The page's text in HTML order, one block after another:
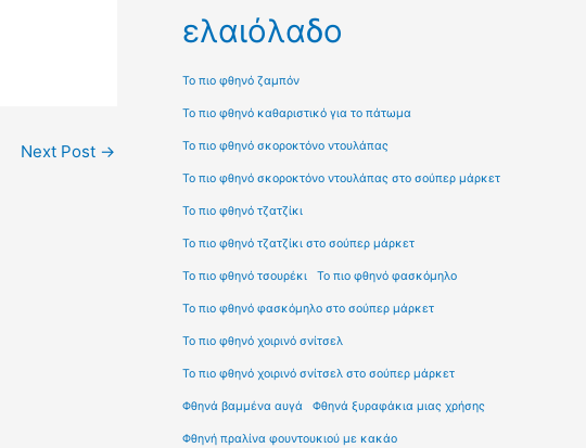
Next Post →
ελαιόλαδο
Το πιο φθηνό ζαμπόν
Το πιο φθηνό καθαριστικό για το πάτωμα
Το πιο φθηνό σκοροκτόνο ντουλάπας
Το πιο φθηνό σκοροκτόνο ντουλάπας στο σούπερ μάρκετ
Το πιο φθηνό τζατζίκι
Το πιο φθηνό τζατζίκι στο σούπερ μάρκετ
Το πιο φθηνό τσουρέκι Το πιο φθηνό φασκόμηλο
Το πιο φθηνό φασκόμηλο στο σούπερ μάρκετ
Το πιο φθηνό χοιρινό σνίτσελ
Το πιο φθηνό χοιρινό σνίτσελ στο σούπερ μάρκετ
Φθηνά βαμμένα αυγά Φθηνά ξυραφάκια μιας χρήσης
Φθηνή πραλίνα φουντουκιού με κακάο